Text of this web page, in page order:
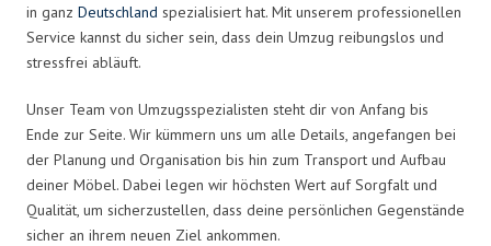
in ganz Deutschland spezialisiert hat. Mit unserem professionellen
Service kannst du sicher sein, dass dein Umzug reibungslos und
stressfrei abläuft.
Unser Team von Umzugsspezialisten steht dir von Anfang bis
Ende zur Seite. Wir kümmern uns um alle Details, angefangen bei
der Planung und Organisation bis hin zum Transport und Aufbau
deiner Möbel. Dabei legen wir höchsten Wert auf Sorgfalt und
Qualität, um sicherzustellen, dass deine persönlichen Gegenstände
sicher an ihrem neuen Ziel ankommen.